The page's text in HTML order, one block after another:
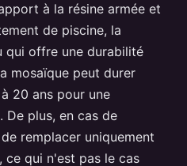
à la résine armée et
de piscine, la
qui offre une durabilité
mosaïque peut durer
20 ans pour une
De plus, en cas de
remplacer uniquement
ce qui n'est pas le cas